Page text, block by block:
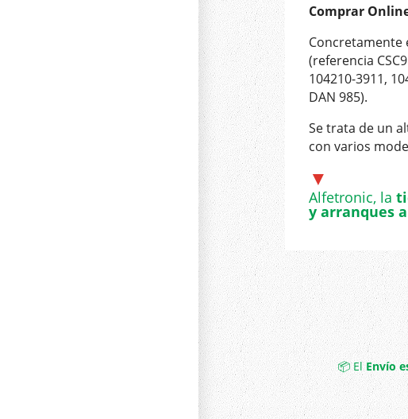
Comprar
Concretamente
(referencia
104210-3911,
DAN 985).
Se trata de un
con varios
▼
Alfetronic, la
y arranques
📦 ElEnvío